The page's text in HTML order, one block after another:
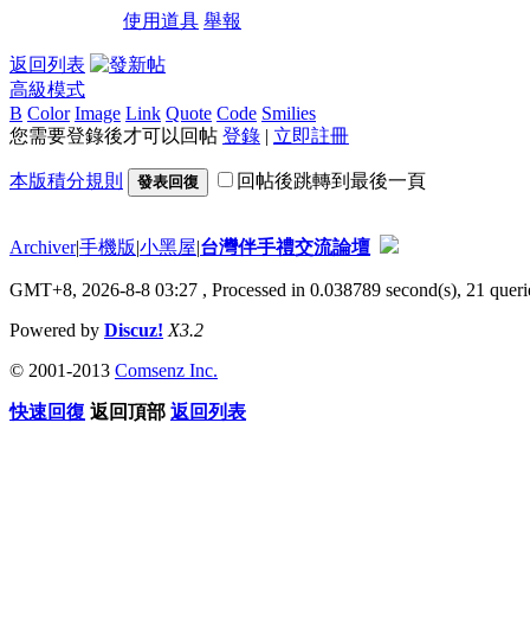
使用道具 舉報
返回列表
高級模式
B Color Image Link Quote Code Smilies
您需要登錄後才可以回帖 登錄 | 立即註冊
本版積分規則 發表回復 回帖後跳轉到最後一頁
Archiver|手機版|小黑屋|台灣伴手禮交流論壇
GMT+8, 2026-8-8 03:27 , Processed in 0.038789 second(s), 21
Powered by Discuz! X3.2
© 2001-2013 Comsenz Inc.
快速回復 返回頂部 返回列表